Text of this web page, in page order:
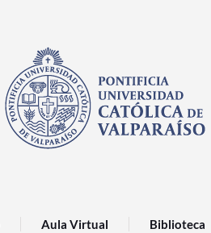
Aula Virtual Biblioteca